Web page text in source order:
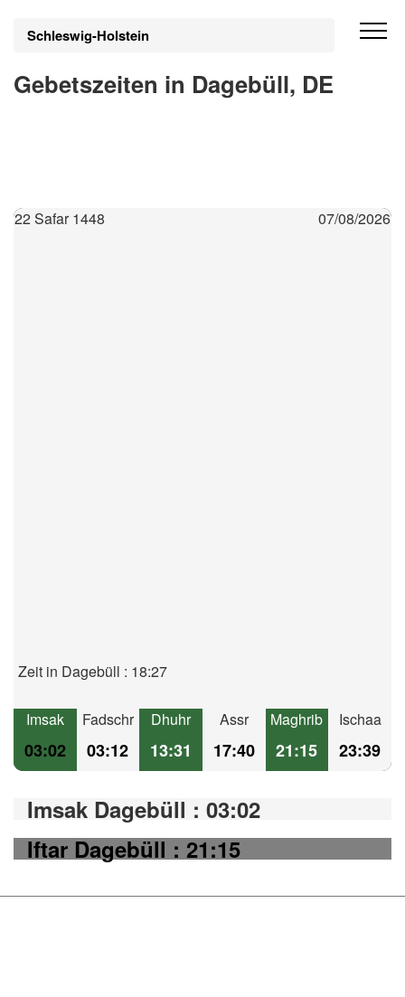
Schleswig-Holstein
Gebetszeiten in Dagebüll, DE
22 Safar 1448 07/08/2026
Zeit in Dagebüll : 18:27
Imsak
03:02
Fadschr
03:12
Dhuhr
13:31
Assr
17:40
Maghrib
21:15
Ischaa
23:39
Imsak Dagebüll : 03:02
Iftar Dagebüll : 21:15